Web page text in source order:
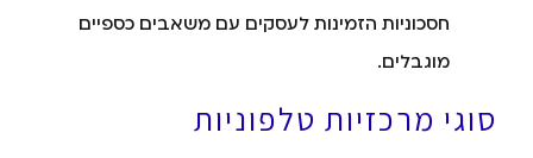
חסכוניות הזמינות לעסקים עם משאבים כספיים
מוגבלים.
סוגי מרכזיות טלפוניות